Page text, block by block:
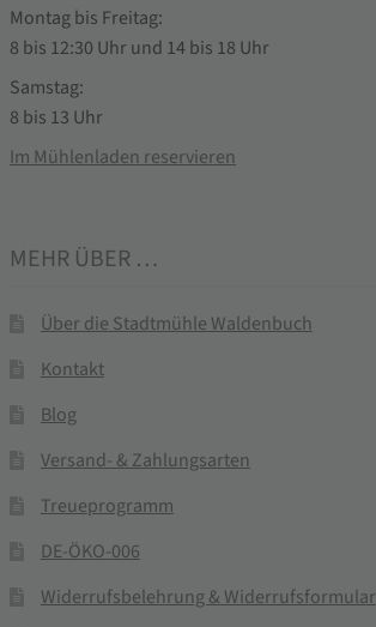
Montag bis Freitag:
8 bis 12:30 Uhr und 14 bis 18 Uhr
Samstag:
8 bis 13 Uhr
Im Mühlenladen reservieren
MEHR ÜBER …
Über die Stadtmühle Waldenbuch
Kontakt
Blog
Versand- & Zahlungsarten
Treueprogramm
DE-ÖKO-006
Widerrufsbelehrung & Widerrufsformular